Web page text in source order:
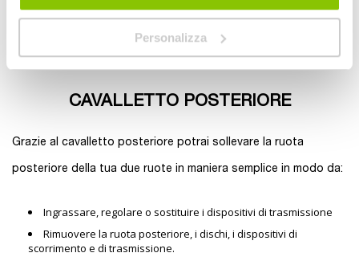
Personalizza
CAVALLETTO POSTERIORE
Grazie al cavalletto posteriore potrai sollevare la ruota
posteriore della tua due ruote in maniera semplice in modo da:
Ingrassare, regolare o sostituire i dispositivi di trasmissione
Rimuovere la ruota posteriore, i dischi, i dispositivi di
scorrimento e di trasmissione.